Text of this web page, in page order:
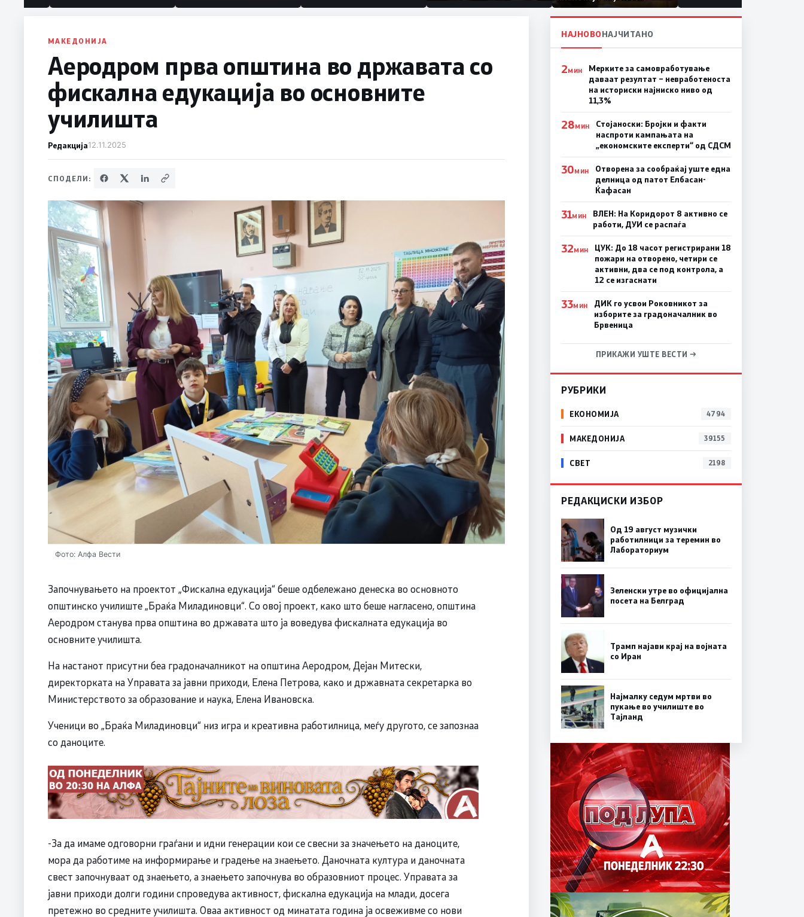
половина тунел во слепа
првачиња помалку
МАКЕДОНИЈА
Аеродром прва општина во државата со
фискална едукација во основните
училишта
Редакција12.11.2025
СПОДЕЛИ:
Фото: Алфа Вести
Започнувањето на проектот „Фискална едукација“ беше одбележано денеска во основното
општинско училиште „Браќа Миладиновци“. Со овој проект, како што беше нагласено, општина
Аеродром станува прва општина во државата што ја воведува фискалната едукација во
основните училишта.
На настанот присутни беа градоначалникот на општина Аеродром, Дејан Митески,
директорката на Управата за јавни приходи, Елена Петрова, како и државната секретарка во
Министерството за образование и наука, Елена Ивановска.
Ученици во „Браќа Миладиновци“ низ игра и креативна работилница, меѓу другото, се запознаа
со даноците.
-За да имаме одговорни граѓани и идни генерации кои се свесни за значењето на даноците,
мора да работиме на информирање и градење на знаењето. Даночната култура и даночната
свест започнуваат од знаењето, а знаењето започнува во образовниот процес. Управата за
јавни приходи долги години спроведува активност, фискална едукација на млади, досега
претежно во средните училишта. Оваа активност од минатата година ја освеживме со нови
НАЈНОВОНАЈЧИТАНО
2МИН
Мерките за самовработување
даваат резултат – невработеноста
на историски најниско ниво од
11,3%
28МИН
Стојаноски: Бројки и факти
наспроти кампањата на
„економските експерти“ од СДСM
30МИН
Отворена за сообраќај уште една
делница од патот Елбасан-
Ќафасан
31МИН
ВЛЕН: На Коридорот 8 активно се
работи, ДУИ се распаѓа
32МИН
ЦУК: До 18 часот регистрирани 18
пожари на отворено, четири се
активни, два се под контрола, а
12 се изгаснати
33МИН
ДИК го усвои Роковникот за
изборите за градоначалник во
Брвеница
ПРИКАЖИ УШТЕ ВЕСТИ →
РУБРИКИ
ЕКОНОМИЈА 4794
МАКЕДОНИЈА 39155
СВЕТ 2198
РЕДАКЦИСКИ ИЗБОР
Од 19 август музички
работилници за теремин во
Лабораториум
Зеленски утре во официјална
посета на Белград
Трамп најави крај на војната
со Иран
Најмалку седум мртви во
пукање во училиште во
Тајланд